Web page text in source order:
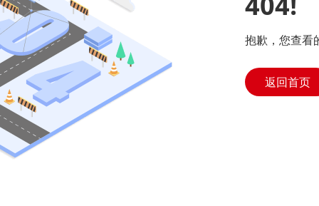
抱歉，您查看
返回首页